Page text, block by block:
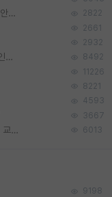
석박사 과정 합격하고, 컨택했던교수님이 연락이 안됩니다... 2822
2661
2932
박사진학하기에 2억은 괜찮은 (?) 정도의 경제력인가요 8492
11226
8221
4593
3667
SSH 박사과정을 그만두고 지방대 박사로 옮기면 교수의 꿈은 끝일까요? 6013
9198